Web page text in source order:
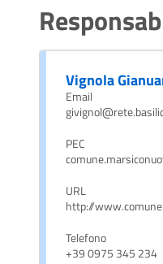
Vignola
Email
PEC
URL
http://
Telefono
+39 0975 345 234